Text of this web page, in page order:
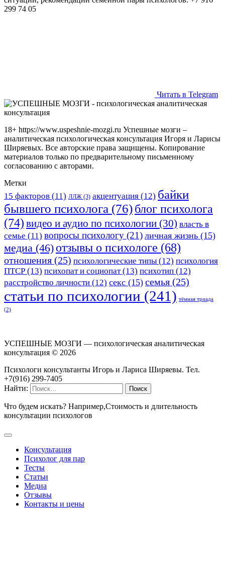
299 74 05
Читать в Telegram
18+ https://www.uspeshnie-mozgi.ru Успешные мозги –
аналитическая психологическая консультация Игоря и Ларисы
Ширяевых. Все авторские права защищены. Копирование
материалов только по предварительному письменному
согласованию с авторами.
Метки
15 факторов (11) ЛЛЖ (3) акцентуация (12) байки
бывшего психолога (76)блог психолога
(74) видео и аудио по психологии (30) власть в
семье (11) вопросы психологу (21) личная жизнь (15)
медиа (46) отзывы о психологе (68)
отношения (25) психологические типы (12) психология
ПТСР (13) психопат и социопат(13) психотип (12)
расстройство личности (12) секс (15) семья (25)
статьи по психологии (241) тёмная триада
(2)
УСПЕШНЫЕ МОЗГИ — психологическая аналитическая
консультация © 2026
Психологи консультанты Игорь и Лариса Ширяевы. Тел.
+7(916) 299-7405
Найти:
Что будем искать? Например,Стоимость и длительность
консультации психологов
Консультация
Психолог для пар
Тесты
Статьи
Медиа
Отзывы
Контакты и цены